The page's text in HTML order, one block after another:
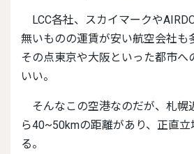
LCC各社、スカイマークやAIRDOと言ったLCCでは
無いものの運賃が安い航空会社も
その点東京や大阪といった都市へ
いい。
そんなこの空港なのだが、札幌近郊の札幌市街地か
ら40~50kmの距離があり、正直
る。